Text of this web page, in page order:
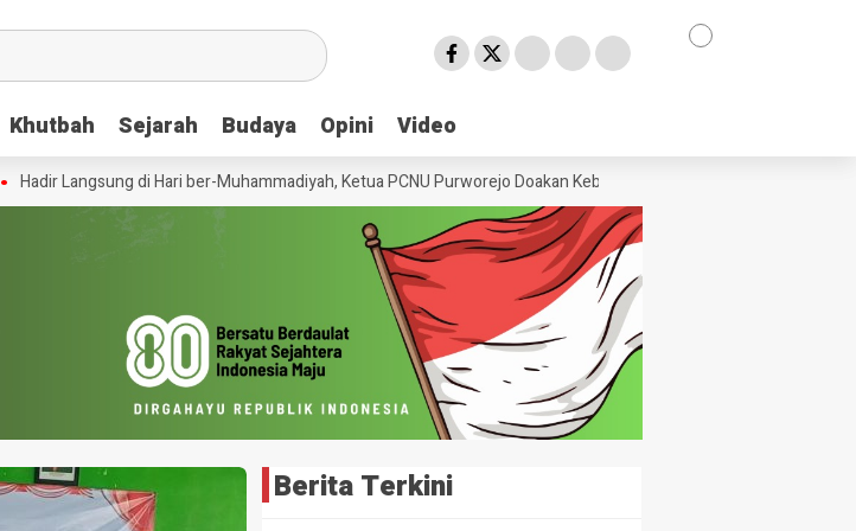
Khutbah Sejarah Budaya Opini Video
Khutbah Sejarah Budaya Opini Video
Hadir Langsung di Hari ber-Muhammadiyah, Ketua PCNU Purworejo Doakan Keberkahan untuk ‘Kampung Aren’ Desa
Berita Terkini